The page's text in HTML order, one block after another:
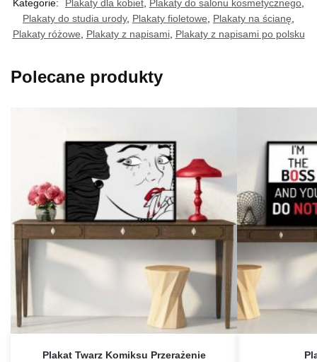
Kategorie:
Plakaty dla kobiet, Plakaty do salonu kosmetycznego,
Plakaty do studia urody, Plakaty fioletowe, Plakaty na ścianę,
Plakaty różowe, Plakaty z napisami, Plakaty z napisami po polsku
Polecane produkty
Plakat Twarz Komiksu Przerażenie